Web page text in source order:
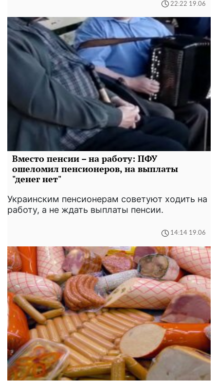
22:22 19.06
Вместо пенсии – на работу: ПФУ
ошеломил пенсионеров, на выплаты
"денег нет"
Украинским пенсионерам советуют ходить на
работу, а не ждать выплаты пенсии.
14:14 19.06